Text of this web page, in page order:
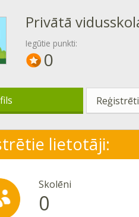
Privātā
Iegūtie punkti:
0
lietotāji:
Skolēni
0